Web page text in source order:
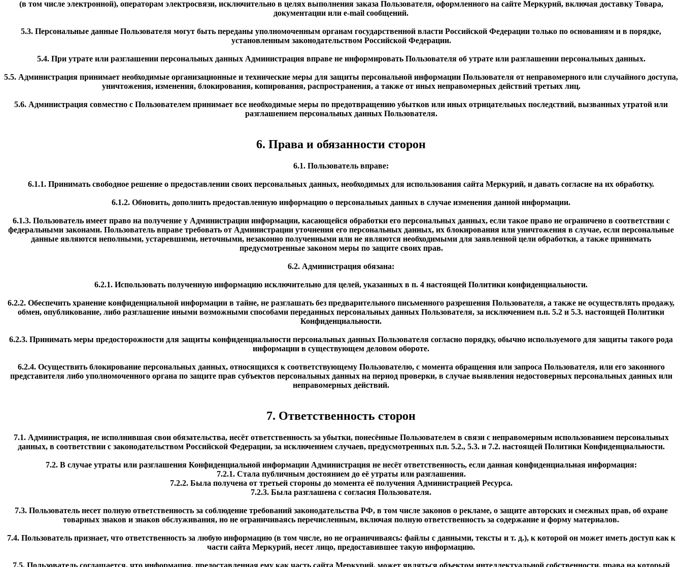
(в том числе электронной), операторам электросвязи, исключительно в целях выполнения заказа Пользователя, оформленного на сайте Меркурий, включая доставку Товара,
документации или e-mail сообщений.
5.3. Персональные данные Пользователя могут быть переданы уполномоченным органам государственной власти Российской Федерации только по основаниям и в порядке,
установленным законодательством Российской Федерации.
5.4. При утрате или разглашении персональных данных Администрация вправе не информировать Пользователя об утрате или разглашении персональных данных.
5.5. Администрация принимает необходимые организационные и технические меры для защиты персональной информации Пользователя от неправомерного или случайного доступа,
уничтожения, изменения, блокирования, копирования, распространения, а также от иных неправомерных действий третьих лиц.
5.6. Администрация совместно с Пользователем принимает все необходимые меры по предотвращению убытков или иных отрицательных последствий, вызванных утратой или
разглашением персональных данных Пользователя.
6. Права и обязанности сторон
6.1. Пользователь вправе:
6.1.1. Принимать свободное решение о предоставлении своих персональных данных, необходимых для использования сайта Меркурий, и давать согласие на их обработку.
6.1.2. Обновить, дополнить предоставленную информацию о персональных данных в случае изменения данной информации.
6.1.3. Пользователь имеет право на получение у Администрации информации, касающейся обработки его персональных данных, если такое право не ограничено в соответствии с
федеральными законами. Пользователь вправе требовать от Администрации уточнения его персональных данных, их блокирования или уничтожения в случае, если персональные
данные являются неполными, устаревшими, неточными, незаконно полученными или не являются необходимыми для заявленной цели обработки, а также принимать
предусмотренные законом меры по защите своих прав.
6.2. Администрация обязана:
6.2.1. Использовать полученную информацию исключительно для целей, указанных в п. 4 настоящей Политики конфиденциальности.
6.2.2. Обеспечить хранение конфиденциальной информации в тайне, не разглашать без предварительного письменного разрешения Пользователя, а также не осуществлять продажу,
обмен, опубликование, либо разглашение иными возможными способами переданных персональных данных Пользователя, за исключением п.п. 5.2 и 5.3. настоящей Политики
Конфиденциальности.
6.2.3. Принимать меры предосторожности для защиты конфиденциальности персональных данных Пользователя согласно порядку, обычно используемого для защиты такого рода
информации в существующем деловом обороте.
6.2.4. Осуществить блокирование персональных данных, относящихся к соответствующему Пользователю, с момента обращения или запроса Пользователя, или его законного
представителя либо уполномоченного органа по защите прав субъектов персональных данных на период проверки, в случае выявления недостоверных персональных данных или
неправомерных действий.
7. Ответственность сторон
7.1. Администрация, не исполнившая свои обязательства, несёт ответственность за убытки, понесённые Пользователем в связи с неправомерным использованием персональных
данных, в соответствии с законодательством Российской Федерации, за исключением случаев, предусмотренных п.п. 5.2., 5.3. и 7.2. настоящей Политики Конфиденциальности.
7.2. В случае утраты или разглашения Конфиденциальной информации Администрация не несёт ответственность, если данная конфиденциальная информация:
7.2.1. Стала публичным достоянием до её утраты или разглашения.
7.2.2. Была получена от третьей стороны до момента её получения Администрацией Ресурса.
7.2.3. Была разглашена с согласия Пользователя.
7.3. Пользователь несет полную ответственность за соблюдение требований законодательства РФ, в том числе законов о рекламе, о защите авторских и смежных прав, об охране
товарных знаков и знаков обслуживания, но не ограничиваясь перечисленным, включая полную ответственность за содержание и форму материалов.
7.4. Пользователь признает, что ответственность за любую информацию (в том числе, но не ограничиваясь: файлы с данными, тексты и т. д.), к которой он может иметь доступ как к
части сайта Меркурий, несет лицо, предоставившее такую информацию.
7.5. Пользователь соглашается, что информация, предоставленная ему как часть сайта Меркурий, может являться объектом интеллектуальной собственности, права на который